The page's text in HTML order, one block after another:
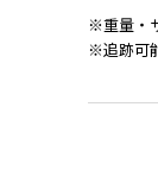
※重量・
※追跡可